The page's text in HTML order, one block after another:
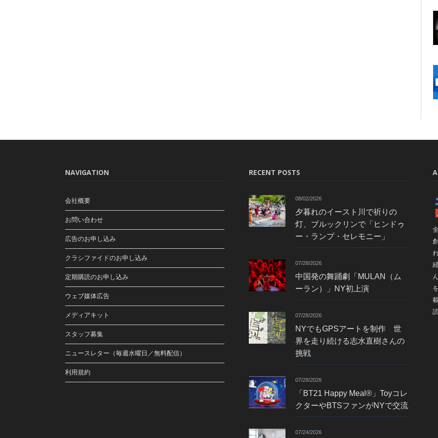
NAVIGATION
会社概要
お問い合わせ
広告のお申し込み
クラシファイドのお申し込み
定期購読のお申し込み
ウェブ媒体広告
メディアキット
スタッフ募集
ニュースレター（毎週水曜日／無料配信）
利用規約
RECENT POSTS
08/02/2026
夕暮れのイースト川で祈りの
灯、ブルックリンで「ヒンドゥ
ー・ランプ・セレモニー」
07/28/2026
中国発の舞踊劇「MULAN（ム
ーラン）」NY初上演
07/28/2026
NYでもGPSアートを制作 世
界を走り続ける志水直樹さんの
挑戦
07/28/2026
「BT21 Happy Meal®」Toyコレ
クターやBTSファンがNYで交流
07/24/2026